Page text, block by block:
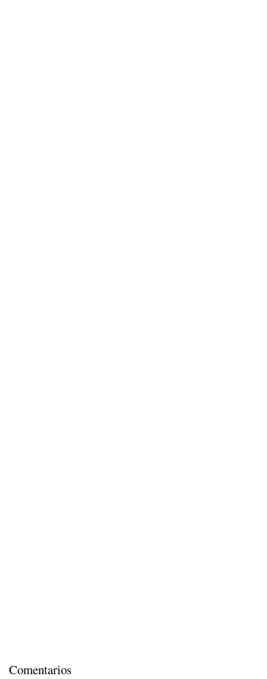
Comentarios